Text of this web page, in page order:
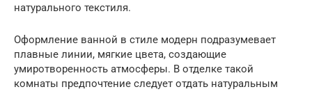
натурального текстиля.
Оформление ванной в стиле модерн подразумевает
плавные линии, мягкие цвета, создающие
умиротворенность атмосферы. В отделке такой
комнаты предпочтение следует отдать натуральным